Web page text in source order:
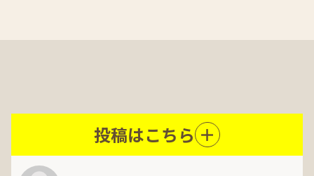
投稿はこちら